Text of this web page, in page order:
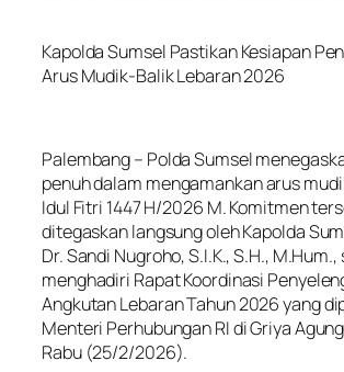
Kapolda Sumsel Pastikan Kesiapan
Arus Mudik-Balik Lebaran 2026
Palembang – Polda Sumsel
penuh dalam mengamankan arus
Idul Fitri 1447 H/2026 M. Komitmen
ditegaskan langsung oleh Kapolda
Dr. Sandi Nugroho, S.I.K., S.H.,
menghadiri Rapat Koordinasi
Angkutan Lebaran Tahun 2026 yang
Menteri Perhubungan RI di Griya
Rabu (25/2/2026).